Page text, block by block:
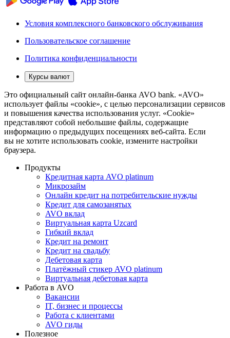
Условия комплексного банковского обслуживания
Пользовательское соглашение
Политика конфиденциальности
Курсы валют
Это официальный сайт онлайн-банка AVO bank. «AVO»
использует файлы «cookie», с целью персонализации сервисов
и повышения качества использования услуг. «Cookie»
представляют собой небольшие файлы, содержащие
информацию о предыдущих посещениях веб-сайта. Если
вы не хотите использовать cookie, измените настройки
браузера.
Продукты
Кредитная карта AVO platinum
Микрозайм
Онлайн кредит на потребительские нужды
Кредит для самозанятых
AVO вклад
Виртуальная карта Uzcard
Гибкий вклад
Кредит на ремонт
Кредит на свадьбу
Дебетовая карта
Платёжный стикер AVO platinum
Виртуальная дебетовая карта
Работа в AVO
Вакансии
IT, бизнес и процессы
Работа с клиентами
AVO гиды
Полезное